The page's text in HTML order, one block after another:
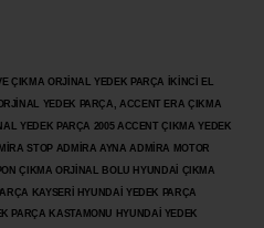
ÇIKMA ORJİNAL YEDEK PARÇA İKİNCİ EL
YEDEK PARÇA, ACCENT ERA ÇIKMA
YEDEK PARÇA 2005 ACCENT ÇIKMA YEDEK
STOP ADMİRA AYNA ADMİRA MOTOR
ÇIKMA ORJİNAL BOLU HYUNDAİ ÇIKMA
KAYSERİ HYUNDAİ YEDEK PARÇA
PARÇA KASTAMONU HYUNDAİ YEDEK